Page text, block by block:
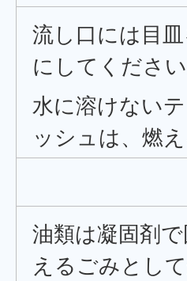
流し口には目
にしてください
水に溶けない
ッシュは、燃
油類は凝固剤
えるごみとし